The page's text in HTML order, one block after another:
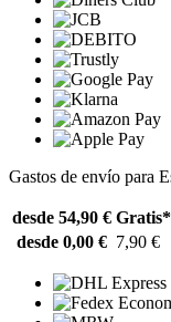
Gastos de envío para
desde 54,90 € Gratis*
desde 0,00 € 7,90 €